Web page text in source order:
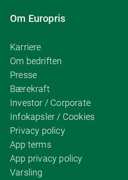
Om Europris
Karriere
Om bedriften
Presse
Bærekraft
Investor / Corporate
Infokapsler / Cookies
Privacy policy
App terms
App privacy policy
Varsling